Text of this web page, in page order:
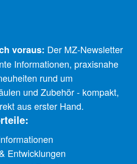
voraus: Der MZ-Newsletter
Informationen, praxisnahe
rund um
und Zubehör - kompakt,
aus erster Hand.
Entwicklungen